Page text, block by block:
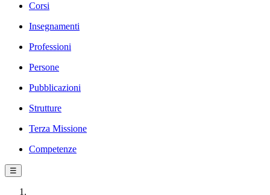
Corsi
Insegnamenti
Professioni
Persone
Pubblicazioni
Strutture
Terza Missione
Competenze
☰